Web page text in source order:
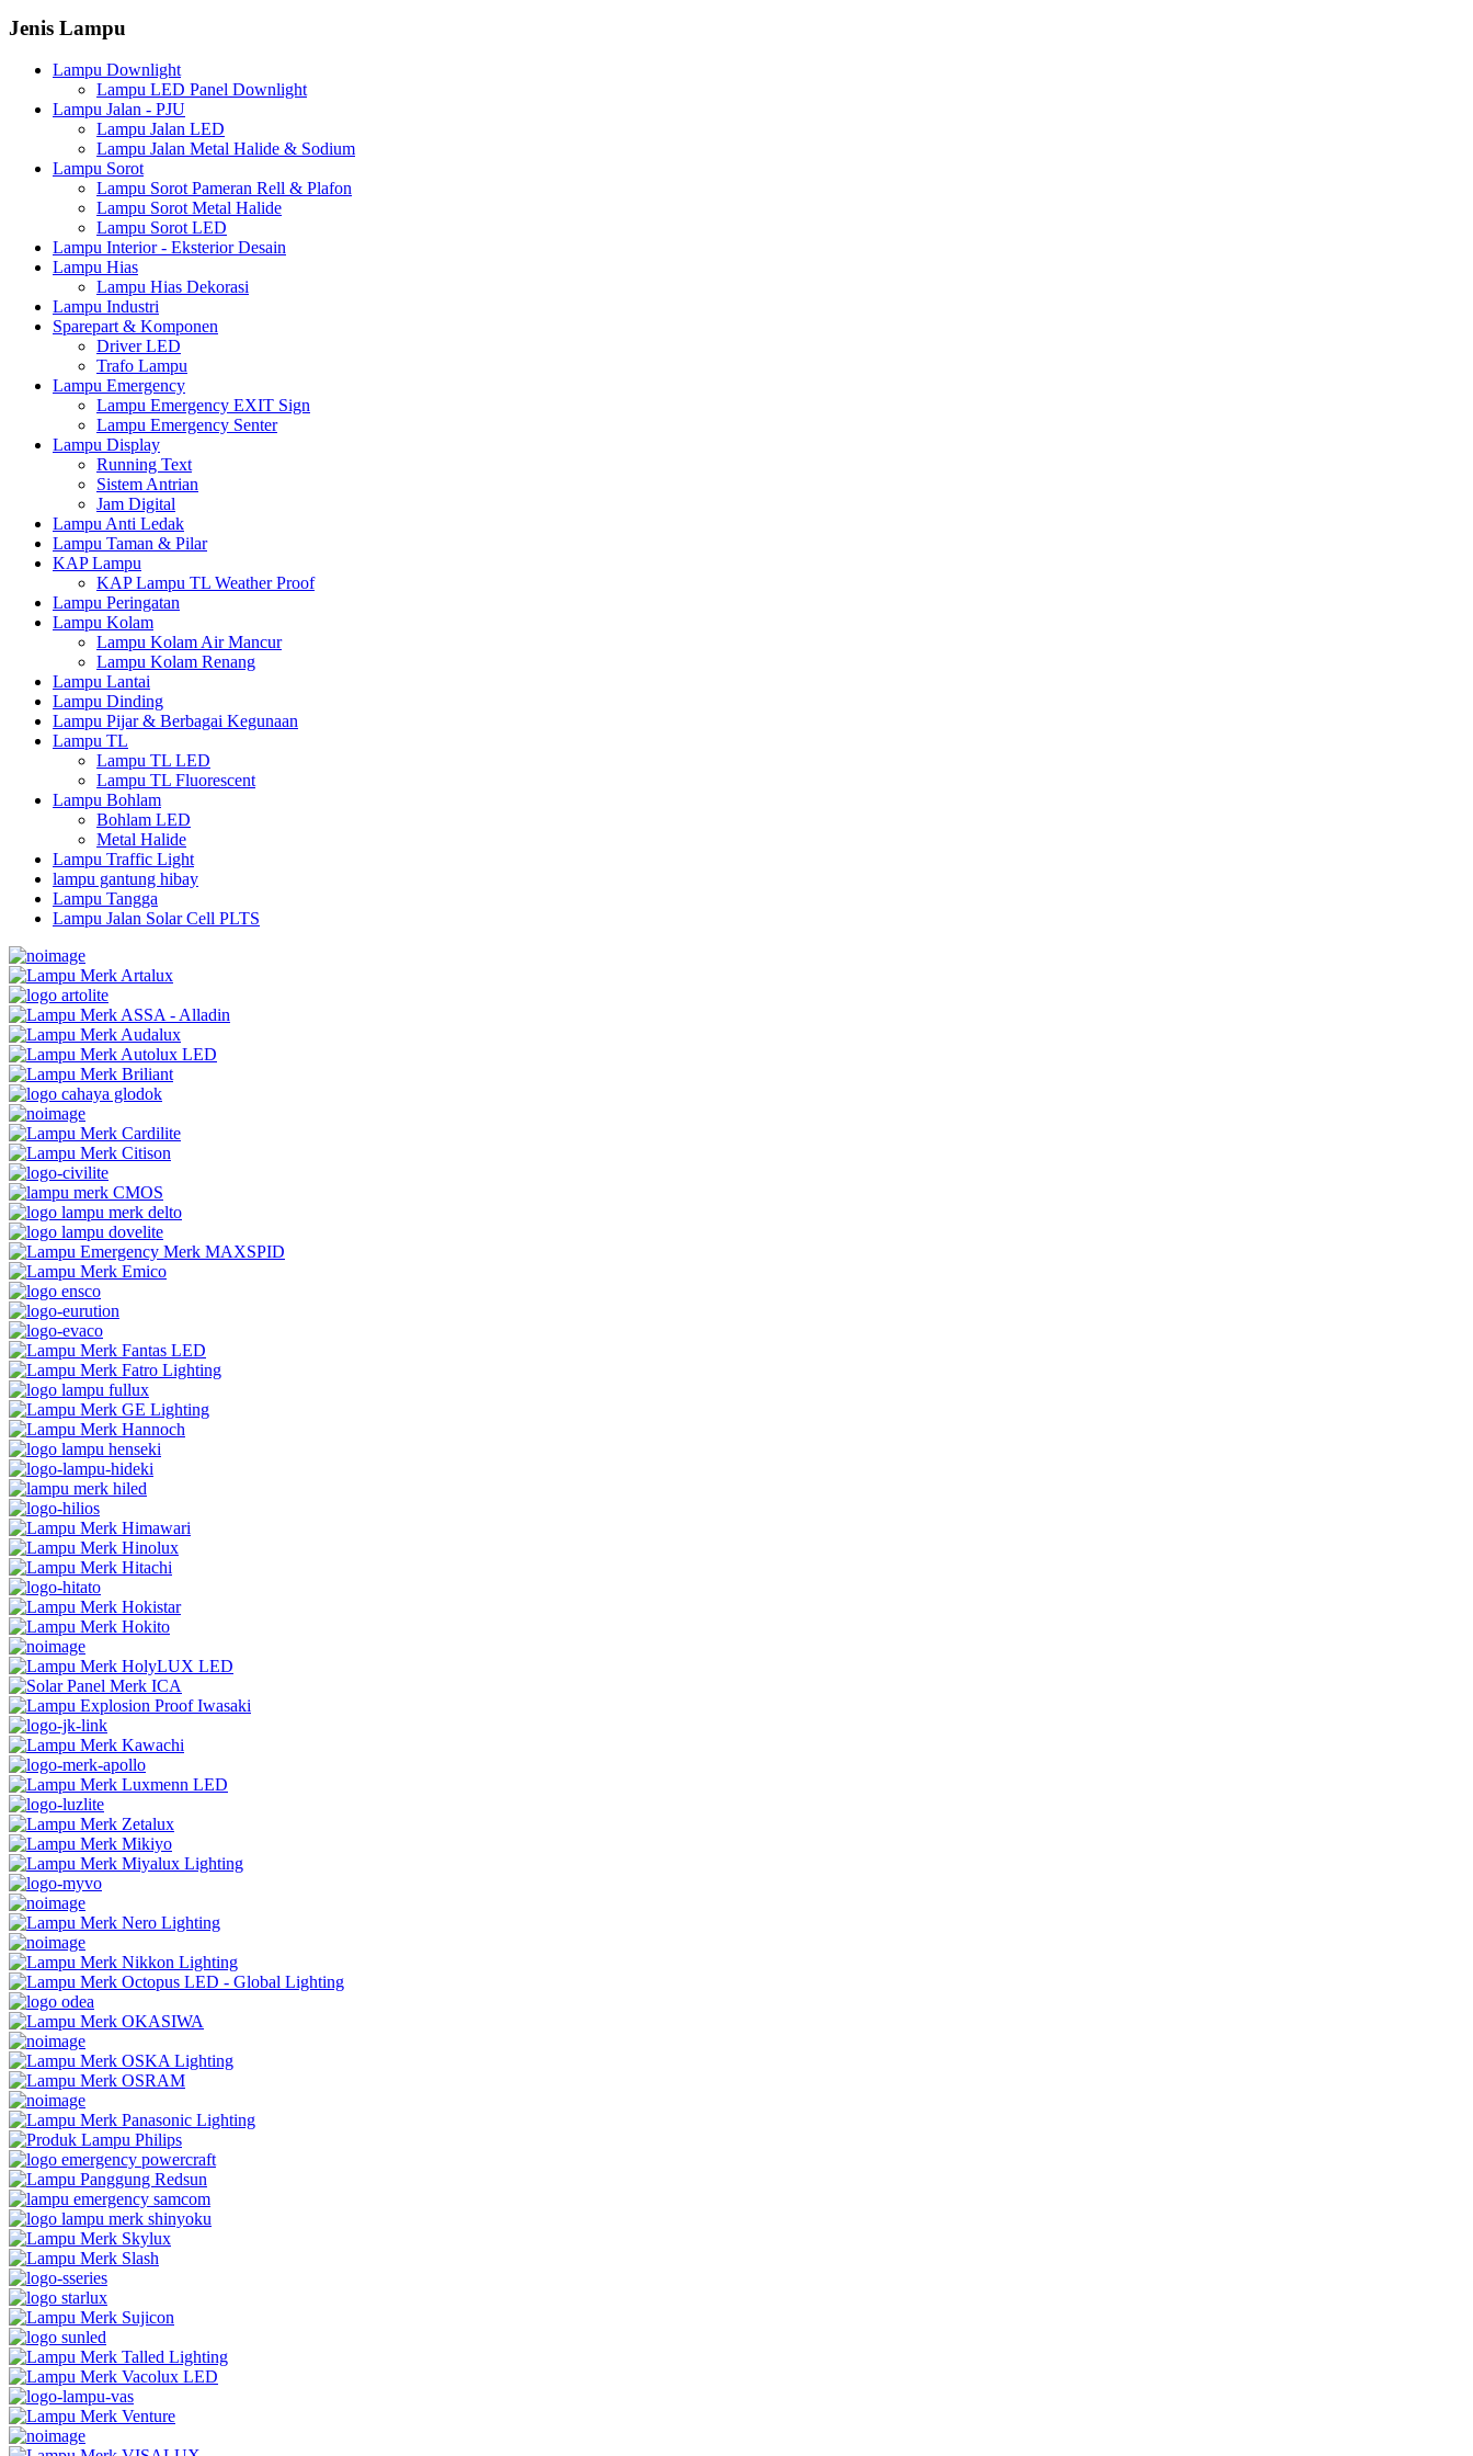
Jenis Lampu
Lampu Downlight
Lampu LED Panel Downlight
Lampu Jalan - PJU
Lampu Jalan LED
Lampu Jalan Metal Halide & Sodium
Lampu Sorot
Lampu Sorot Pameran Rell & Plafon
Lampu Sorot Metal Halide
Lampu Sorot LED
Lampu Interior - Eksterior Desain
Lampu Hias
Lampu Hias Dekorasi
Lampu Industri
Sparepart & Komponen
Driver LED
Trafo Lampu
Lampu Emergency
Lampu Emergency EXIT Sign
Lampu Emergency Senter
Lampu Display
Running Text
Sistem Antrian
Jam Digital
Lampu Anti Ledak
Lampu Taman & Pilar
KAP Lampu
KAP Lampu TL Weather Proof
Lampu Peringatan
Lampu Kolam
Lampu Kolam Air Mancur
Lampu Kolam Renang
Lampu Lantai
Lampu Dinding
Lampu Pijar & Berbagai Kegunaan
Lampu TL
Lampu TL LED
Lampu TL Fluorescent
Lampu Bohlam
Bohlam LED
Metal Halide
Lampu Traffic Light
lampu gantung hibay
Lampu Tangga
Lampu Jalan Solar Cell PLTS